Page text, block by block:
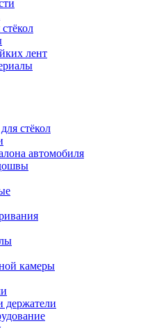
лент
стёкол
автомобиля
камеры
держатели